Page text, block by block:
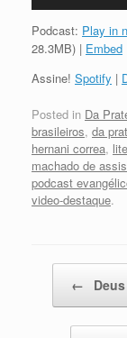
Podcast: Play in
28.3MB) | Embed
Assine! Spotify |
Posted in Da
brasileiros, da
hernani correa,
machado de assis
podcast
video-destaque.
←